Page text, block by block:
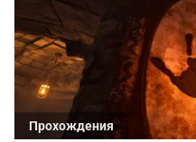
Прохождения